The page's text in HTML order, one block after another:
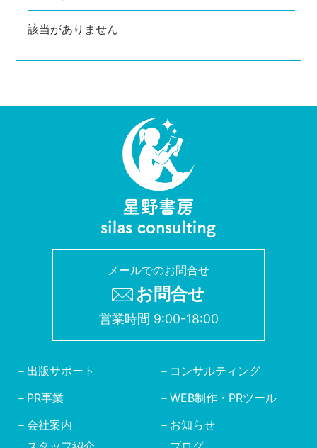
該当がありません
メールでのお問合せ
お問合せ
営業時間 9:00-18:00
出版サポート
コンサルティング
PR事業
WEB制作・PRツール
会社案内
お知らせ